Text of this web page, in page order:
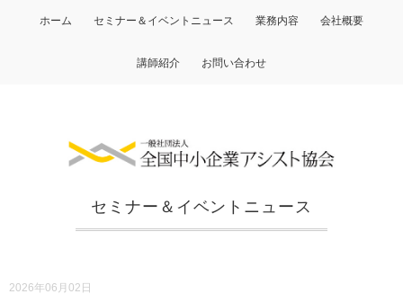
ホーム セミナー＆イベントニュース 業務内容 会社概要
講師紹介 お問い合わせ
セミナー＆イベントニュース
2026年06月02日